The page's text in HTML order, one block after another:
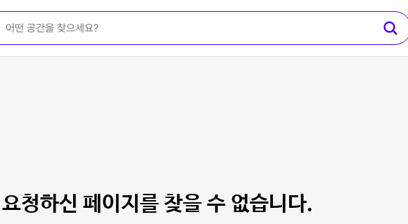
요청하신 페이지를 찾을 수 없습니다.